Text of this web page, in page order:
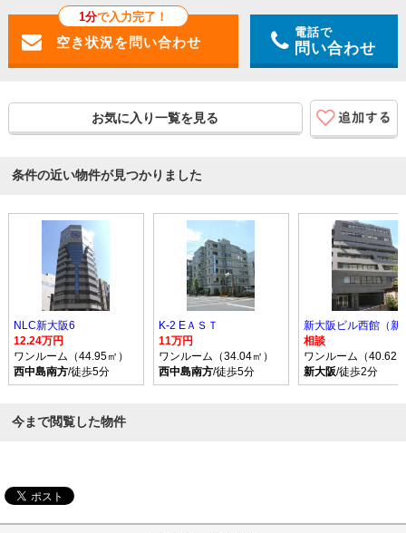
1分で入力完了！
電話で
問い合わせ
お気に入り一覧を見る
条件の近い物件が見つかりました
NLC新大阪6
12.24万円
ワンルーム（44.95㎡）
西中島南方/徒歩5分
K-2 EＡＳＴ
11万円
ワンルーム（34.04㎡）
西中島南方/徒歩5分
相談
ワンルーム（40.62
新大阪/徒歩2分
今まで閲覧した物件